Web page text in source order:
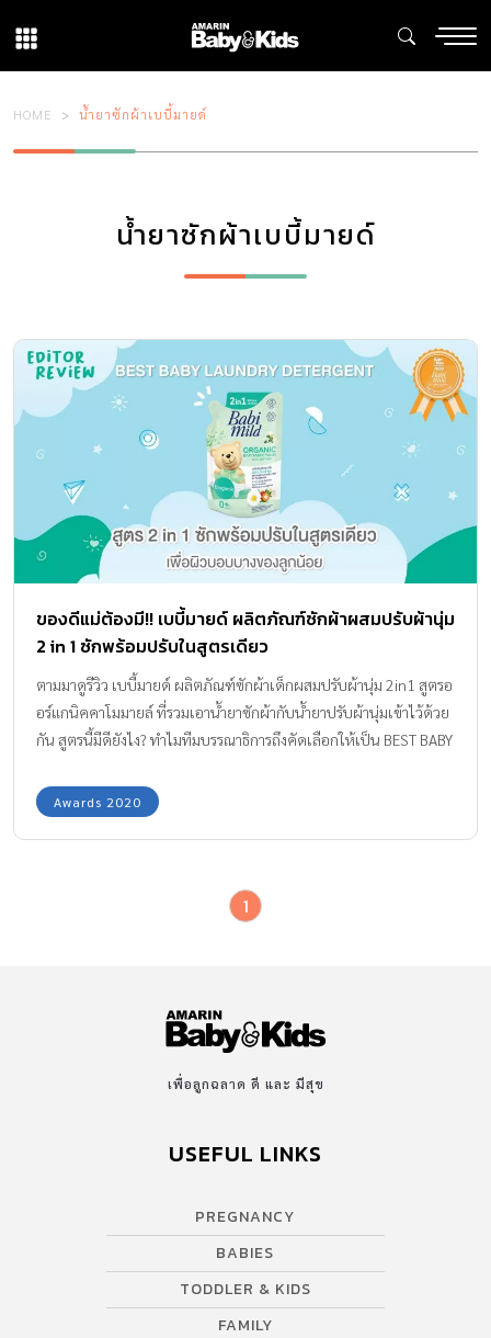
HOME น้ำยาซักผ้าเบบี้มายด์
น้ำยาซักผ้าเบบี้มายด์
ของดีแม่ต้องมี!! เบบี้มายด์ ผลิตภัณฑ์ซักผ้าผสมปรับผ้านุ่ม
2 in 1 ซักพร้อมปรับในสูตรเดียว
ตามมาดูรีวิว เบบี้มายด์ ผลิตภัณฑ์ซักผ้าเด็กผสมปรับผ้านุ่ม 2in1 สูตรอ
อร์แกนิคคาโมมายล์ ที่รวมเอาน้ำยาซักผ้ากับน้ำยาปรับผ้านุ่มเข้าไว้ด้วย
กัน สูตรนี้มีดียังไง? ทำไมทีมบรรณาธิการถึงคัดเลือกให้เป็น BEST BABY
Awards 2020
1
เพื่อลูกฉลาด ดี และ มีสุข
USEFUL LINKS
PREGNANCY
BABIES
TODDLER & KIDS
FAMILY